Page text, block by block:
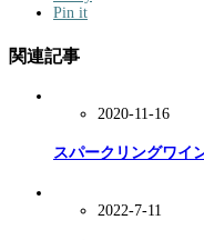
Pin it
関連記事
2020-11-16
スパークリングワイ
2022-7-11